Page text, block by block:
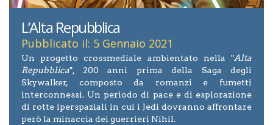
L’Alta Repubblica
Pubblicato il: 5 Gennaio 2021
Un progetto crossmediale ambientato nella "Alta
Repubblica", 200 anni prima della Saga degli
Skywalker, composto da romanzi e fumetti
interconnessi. Un periodo di pace e di esplorazione
di rotte iperspaziali in cui i Jedi dovranno affrontare
però la minaccia dei guerrieri Nihil.